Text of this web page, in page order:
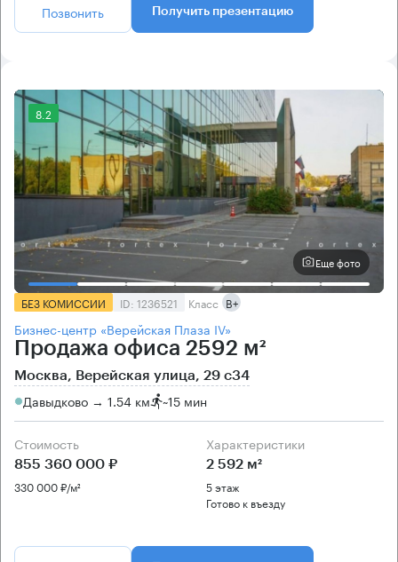
Позвонить Получить презентацию
8.2
Еще фото
БЕЗ КОМИССИИ ID: 1236521 Класс B+
Бизнес-центр «Верейская Плаза IV»
Продажа офиса 2592 м²
Москва, Верейская улица, 29 с34
Давыдково → 1.54 км ~15 мин
Стоимость
855 360 000 ₽
330 000 ₽/м²
Характеристики
2 592 м²
5 этаж
Готово к въезду